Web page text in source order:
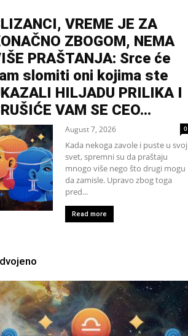
VREME JE ZA
ZBOGOM, NEMA
PRAŠTANJA: Srce će
slomiti oni kojima ste
HILJADU PRILIKA I
VAM SE CEO...
August 7, 2026 0
Kada nekoga zavole i puste u svoj
svet, spremni su da praštaju
mnogo više nego što drugi mogu
da zamisle. Upravo zbog toga
pred...
Read more